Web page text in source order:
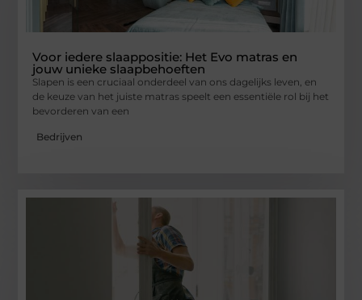
Voor iedere slaappositie: Het Evo matras en
jouw unieke slaapbehoeften
Slapen is een cruciaal onderdeel van ons dagelijks leven, en
de keuze van het juiste matras speelt een essentiële rol bij het
bevorderen van een
Bedrijven